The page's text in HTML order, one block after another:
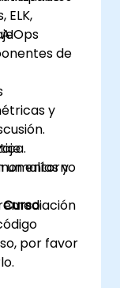
de
y
y
un entorno
por favor